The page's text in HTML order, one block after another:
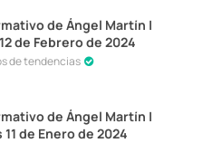
de Ángel Martín |
de Febrero de 2024
de tendencias
de Ángel Martín |
de Enero de 2024